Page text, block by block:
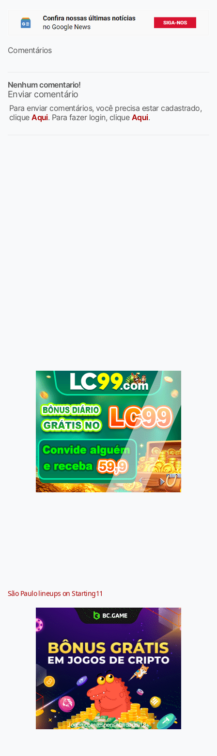
Comentários
Nenhum comentario!
Enviar comentário
Para enviar comentários, você precisa estar cadastrado,
cliqueAqui. Para fazer login, clique Aqui.
São Paulo lineups on Starting11
Jogue com responsabilidade. 18+